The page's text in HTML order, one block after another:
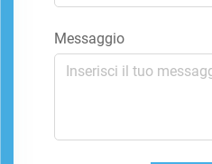
Messaggio